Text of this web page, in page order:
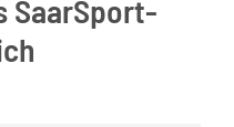
SaarSport-